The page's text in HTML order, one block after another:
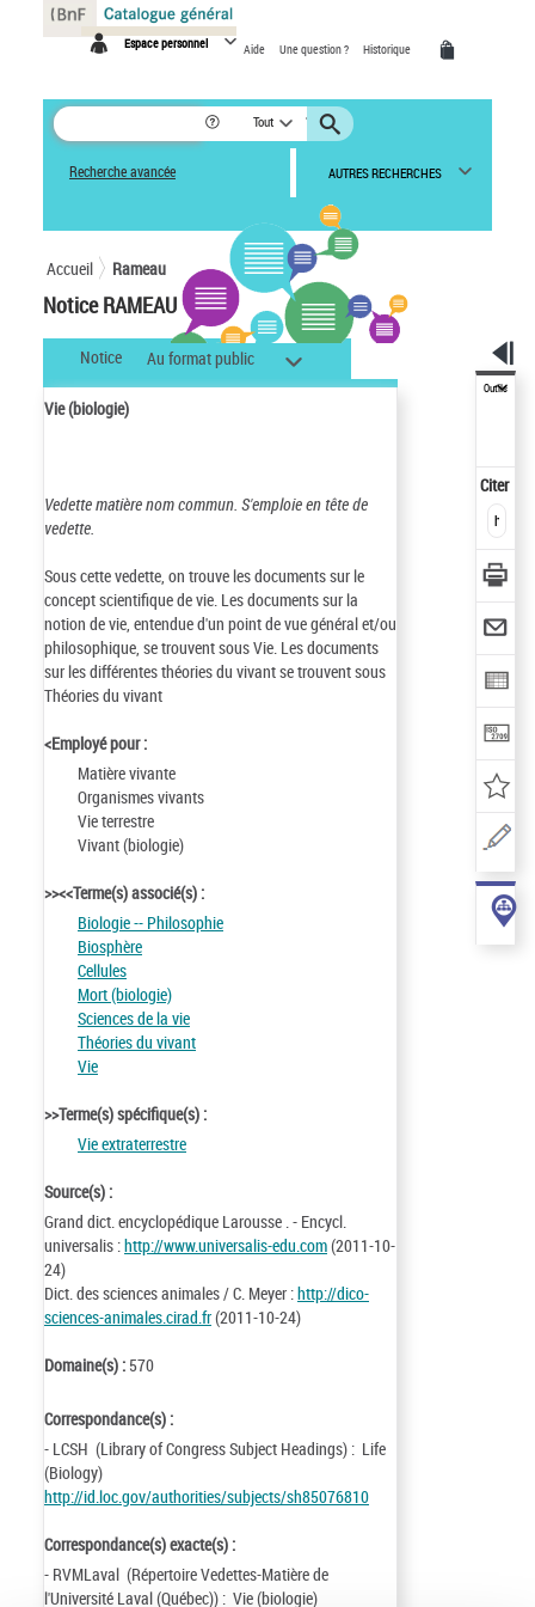
Espace personnel Aide Une question ? Historique
Tout
Recherche avancée AUTRES RECHERCHES
Accueil Rameau
Notice RAMEAU
Notice Au format public
Vie (biologie)
Vedette matière nom commun. S'emploie en tête de
vedette.
Sous cette vedette, on trouve les documents sur le
concept scientifique de vie. Les documents sur la
notion de vie, entendue d'un point de vue général et/ou
philosophique, se trouvent sous Vie. Les documents
sur les différentes théories du vivant se trouvent sous
Théories du vivant
<Employé pour :
Matière vivante
Organismes vivants
Vie terrestre
Vivant (biologie)
>><<Terme(s) associé(s) :
Biologie -- Philosophie
Biosphère
Cellules
Mort (biologie)
Sciences de la vie
Théories du vivant
Vie
>>Terme(s) spécifique(s) :
Vie extraterrestre
Source(s) :
Grand dict. encyclopédique Larousse . - Encycl.
universalis :http://www.universalis-edu.com(2011-10-
24)
Dict. des sciences animales / C. Meyer :http://dico-
sciences-animales.cirad.fr(2011-10-24)
Domaine(s) : 570
Correspondance(s) :
- LCSH (Library of Congress Subject Headings) : Life
(Biology)
http://id.loc.gov/authorities/subjects/sh85076810
Correspondance(s) exacte(s) :
- RVMLaval (Répertoire Vedettes-Matière de
l'Université Laval (Québec)) : Vie (biologie)
Outils
Citer
Panneau de gestion des cookies